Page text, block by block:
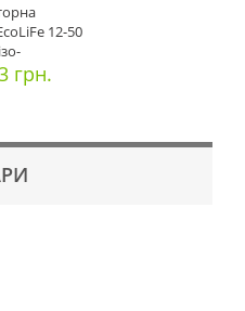
12-50
грн.